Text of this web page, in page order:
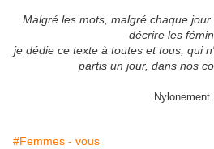
Malgré les mots, malgré chaque
décrire les
je dédie ce texte à toutes et tous, qui
partis un jour, dans nos
Nylonement
#Femmes - vous